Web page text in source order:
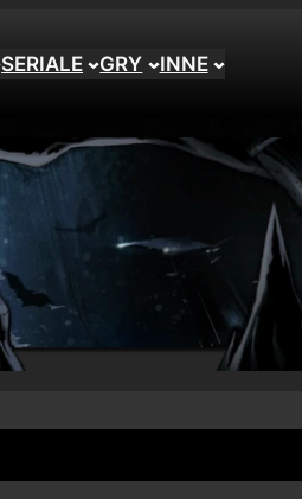
SERIALE GRY INNE